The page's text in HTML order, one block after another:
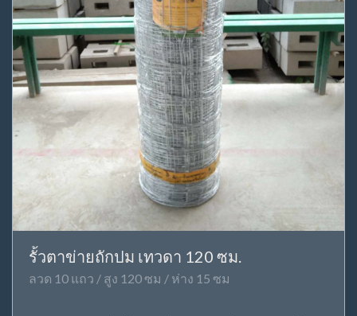
รั้วตาข่ายถักปม เทวดา 120 ซม.
ลวด 10 แถว / สูง 120 ซม / ห่าง 15 ซม